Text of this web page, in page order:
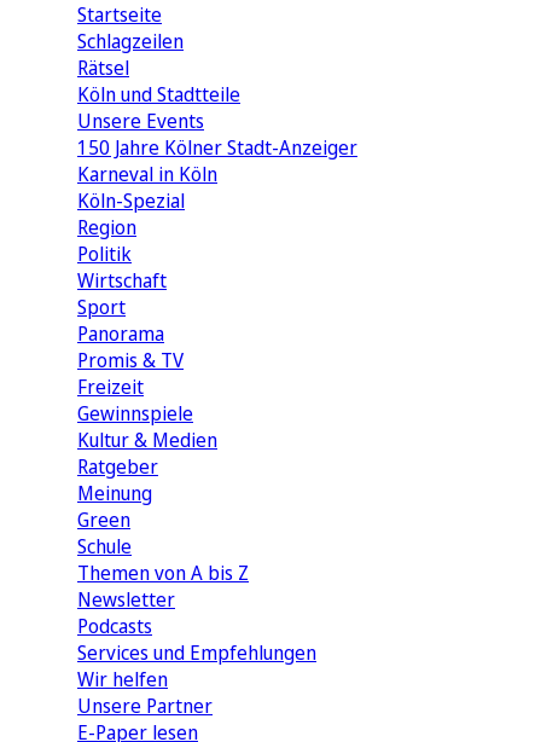
Startseite
Schlagzeilen
Rätsel
Köln und Stadtteile
Unsere Events
150 Jahre Kölner Stadt-Anzeiger
Karneval in Köln
Köln-Spezial
Region
Politik
Wirtschaft
Sport
Panorama
Promis & TV
Freizeit
Gewinnspiele
Kultur & Medien
Ratgeber
Meinung
Green
Schule
Themen von A bis Z
Newsletter
Podcasts
Services und Empfehlungen
Wir helfen
Unsere Partner
E-Paper lesen